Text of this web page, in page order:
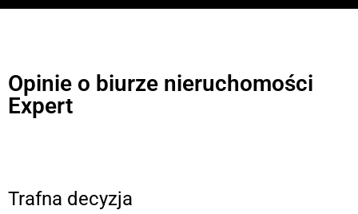
Opinie o biurze nieruchomości
Expert
Trafna decyzja